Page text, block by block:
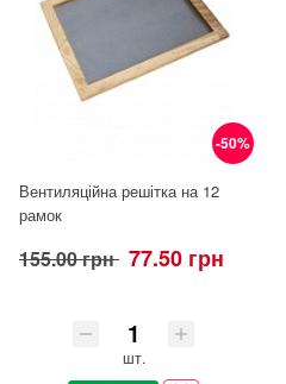
-50%
Вентиляційна решітка на 12
рамок
155.00 грн 77.50 грн
шт.